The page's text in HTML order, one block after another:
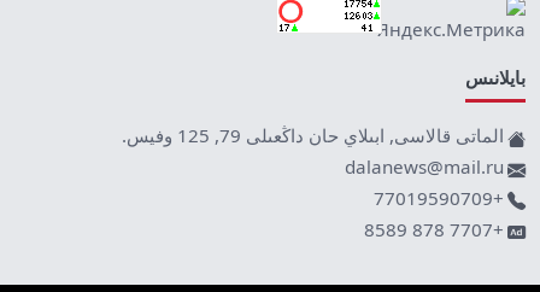
بايلانىس
الماتى قالاسى, ابىلاي حان داڭعىلى 79, 125 وفيس.
dalanews@mail.ru
+77019590709
+7707 878 8589